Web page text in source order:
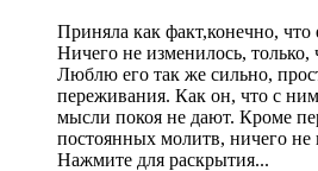
Приняла как факт,конечно, что
Ничего не изменилось, только,
Люблю его так же сильно,
переживания. Как он, что с
мысли покоя не дают. Кроме
постоянных молитв, ничего не
Нажмите для раскрытия...